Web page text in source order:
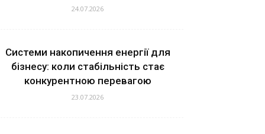
24.07.2026
Системи накопичення енергії для
бізнесу: коли стабільність стає
конкурентною перевагою
23.07.2026